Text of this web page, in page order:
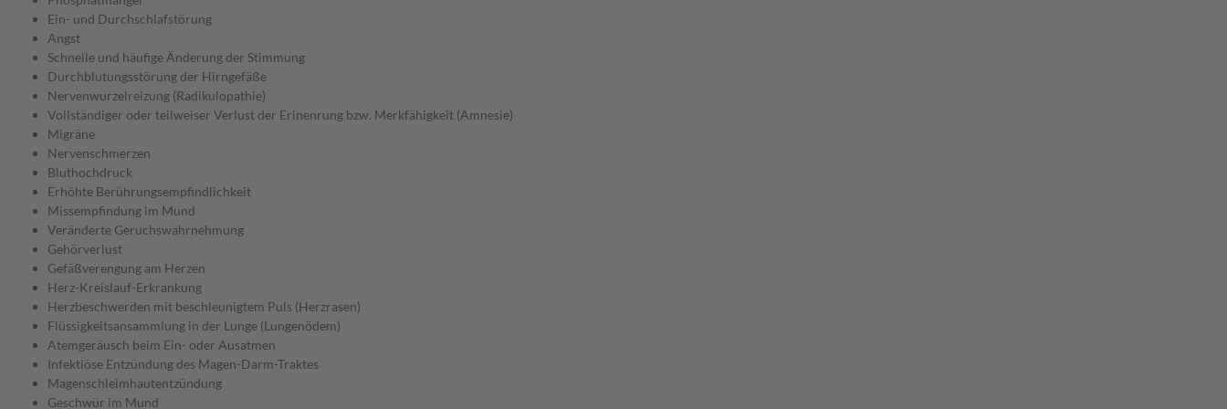
Ein- und Durchschlafstörung
Angst
Schnelle und häufige Änderung der Stimmung
Durchblutungsstörung der Hirngefäße
Nervenwurzelreizung (Radikulopathie)
Vollständiger oder teilweiser Verlust der Erinenrung bzw. Merkfähigkeit (Amnesie)
Migräne
Nervenschmerzen
Bluthochdruck
Erhöhte Berührungsempfindlichkeit
Missempfindung im Mund
Veränderte Geruchswahrnehmung
Gehörverlust
Gefäßverengung am Herzen
Herz-Kreislauf-Erkrankung
Herzbeschwerden mit beschleunigtem Puls (Herzrasen)
Flüssigkeitsansammlung in der Lunge (Lungenödem)
Atemgeräusch beim Ein- oder Ausatmen
Infektiöse Entzündung des Magen-Darm-Traktes
Magenschleimhautentzündung
Geschwür im Mund